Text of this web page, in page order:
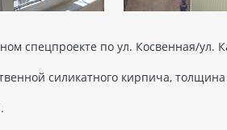
спецпроекте по ул. Косвенная/ул.
силикатного кирпича,